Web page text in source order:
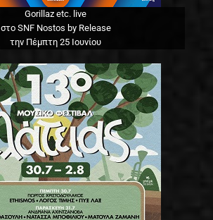
Gorillaz etc. live
στο SNF Nostos by Release
την Πέμπτη 25 Ιουνίου